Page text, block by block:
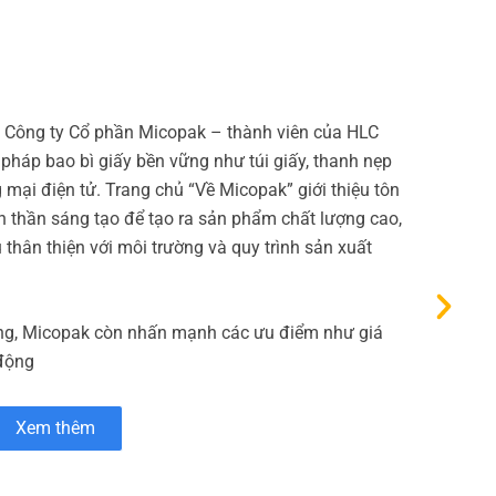
ty Cổ phần Micopak – thành viên của HLC
bao bì giấy bền vững như túi giấy, thanh nẹp
điện tử. Trang chủ “Về Micopak” giới thiệu tôn
thần sáng tạo để tạo ra sản phẩm chất lượng cao,
thiện với môi trường và quy trình sản xuất
Micopak còn nhấn mạnh các ưu điểm như giá
Xem thêm